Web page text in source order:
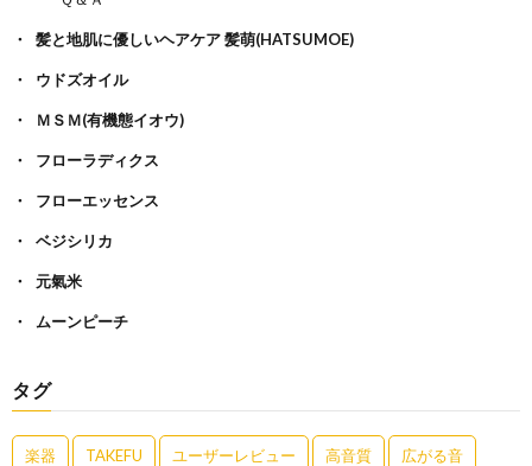
髪と地肌に優しいヘアケア 髪萌(HATSUMOE)
ウドズオイル
ＭＳＭ(有機態イオウ)
フローラディクス
フローエッセンス
ベジシリカ
元氣米
ムーンピーチ
タグ
楽器 TAKEFU ユーザーレビュー 高音質 広がる音